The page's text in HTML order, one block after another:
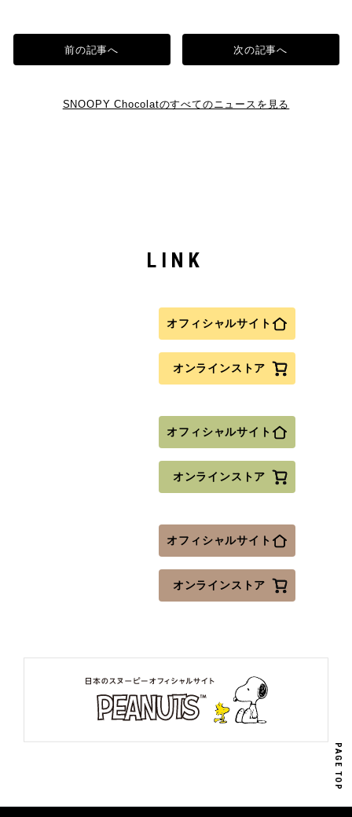
前の記事へ
SNOOPY Chocolatのすべてのニュースを見る
次の記事へ
LINK
オフィシャルサイト
オンラインストア
オフィシャルサイト
オンラインストア
オフィシャルサイト
オンラインストア
PAGE TOP